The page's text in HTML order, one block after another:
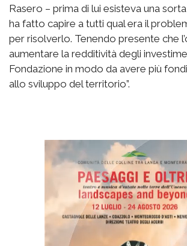
Rasero – prima di lui esisteva una
ha fatto capire a tutti qual era il
per risolverlo. Tenendo presente che
aumentare la redditività degli
Fondazione in modo da avere più
allo sviluppo del territorio”.